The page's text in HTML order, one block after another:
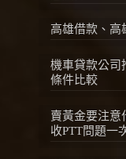
高雄借款、高
機車貸款公司
條件比較
賣黃金要注意
收PTT問題一